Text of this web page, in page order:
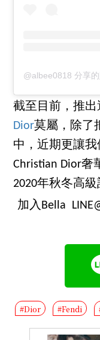
@albee0818 分享
截至目前，推
Dior莫屬，除了
中，近期更讓
Christian Dior奢
2020年秋冬高
加入Bella
#Dior #Fendi